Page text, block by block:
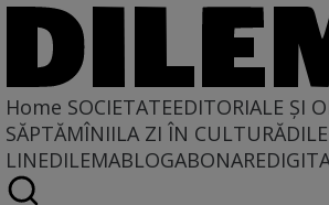
Home SOCIETATEEDITORIALE ȘI
SĂPTĂMÎNIILA ZI ÎN CULTURĂ
LINEDILEMABLOGABONARE